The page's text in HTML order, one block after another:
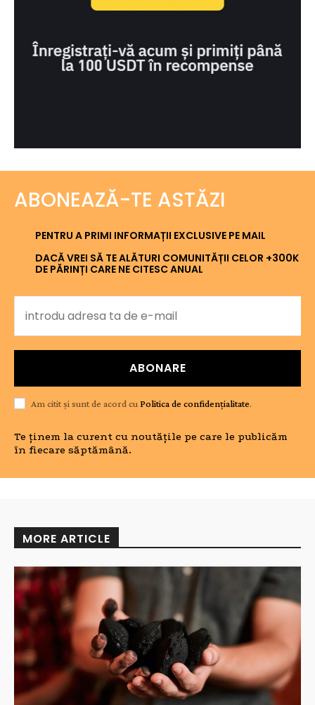
ABONEAZĂ-TE ASTĂZI
PENTRU A PRIMI INFORMAȚII EXCLUSIVE PE MAIL
DACĂ VREI SĂ TE ALĂTURI COMUNITĂȚII CELOR +300K
DE PĂRINȚI CARE NE CITESC ANUAL
ABONARE
Am citit și sunt de acord cu Politica de confidențialitate.
Te ținem la curent cu noutățile pe care le publicăm
în fiecare săptămână.
MORE ARTICLE